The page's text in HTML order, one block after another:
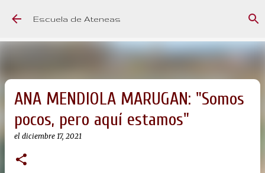
Ir al contenido principal
Escuela de Ateneas
ANA MENDIOLA MARUGAN: "Somos
pocos, pero aquí estamos"
el diciembre 17, 2021